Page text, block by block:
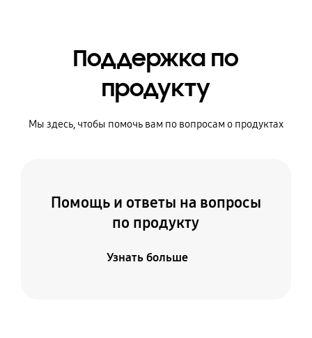
Поддержка по
продукту
Мы здесь, чтобы помочь вам по вопросам о продуктах
Помощь и ответы на вопросы
по продукту
Узнать больше